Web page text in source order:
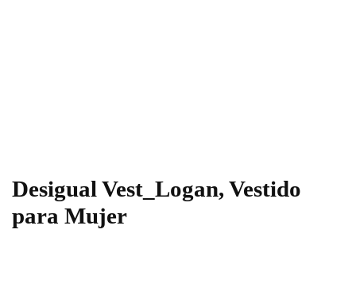
Desigual Vest_Logan, Vestido
para Mujer